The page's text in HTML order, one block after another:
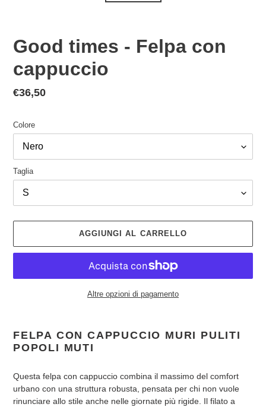
Good times - Felpa con
cappuccio
Prezzo
listino
€36,50
Colore
Taglia
AGGIUNGI AL CARRELLO
Altre opzioni di pagamento
prodotto
nel
FELPA CON CAPPUCCIO MURI PULITI
POPOLI MUTI
Questa felpa con cappuccio combina il massimo del comfort
urbano con una struttura robusta, pensata per chi non vuole
rinunciare allo stile anche nelle giornate più rigide. Il filato a